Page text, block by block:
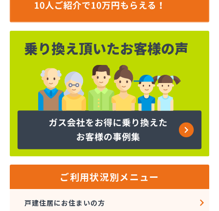
ご利用状況別メニュー
戸建住居にお住まいの方